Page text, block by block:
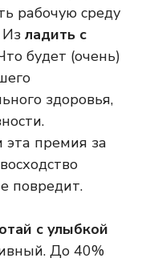
рабочую среду
ладить с
будет (очень)
здоровья,
эта премия за
повредит.
с улыбкой
До 40%